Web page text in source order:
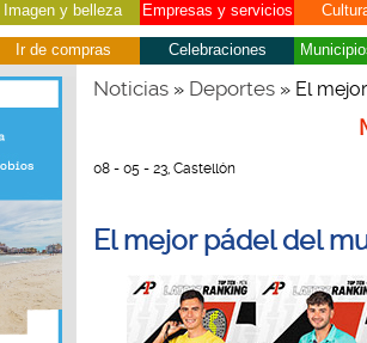
Imagen y belleza Empresas y servicios
Ir de compras Celebraciones
Noticias» Deportes» El
08 - 05 - 23, Castellón
El mejor pádel del